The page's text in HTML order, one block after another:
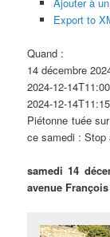
Export to
Quand :
14 décembre
2024-12-
2024-12-
Piétonne tuée
ce samedi : Stop
samedi 14
avenue